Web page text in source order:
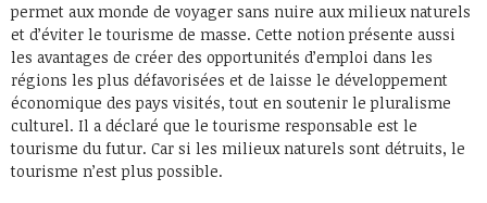
permet aux monde de voyager sans nuire aux milieux naturels
et d’éviter le tourisme de masse. Cette notion présente aussi
les avantages de créer des opportunités d’emploi dans les
régions les plus défavorisées et de laisse le développement
économique des pays visités, tout en soutenir le pluralisme
culturel. Il a déclaré que le tourisme responsable est le
tourisme du futur. Car si les milieux naturels sont détruits, le
tourisme n’est plus possible.